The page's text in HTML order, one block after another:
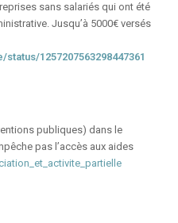
sans salariés qui ont été
Jusqu’à 5000€ versés
1257207563298447361
publiques) dans le
pas l’accès aux aides